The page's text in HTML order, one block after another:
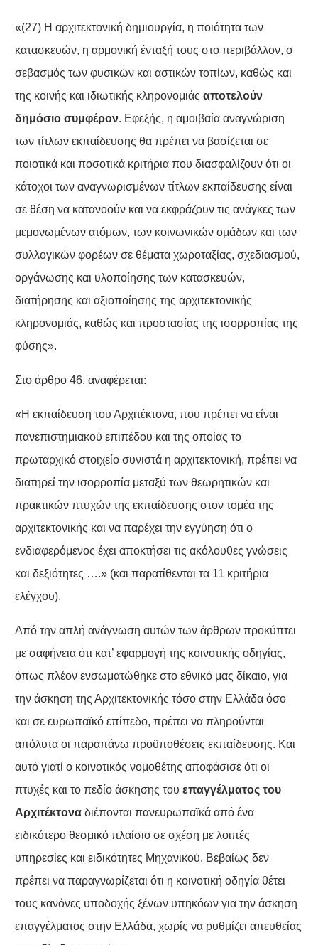
«(27) Η αρχιτεκτονική δημιουργία, η ποιότητα των
κατασκευών, η αρμονική ένταξή τους στο περιβάλλον, ο
σεβασμός των φυσικών και αστικών τοπίων, καθώς και
της κοινής και ιδιωτικής κληρονομιάς αποτελούν
δημόσιο συμφέρον. Εφεξής, η αμοιβαία αναγνώριση
των τίτλων εκπαίδευσης θα πρέπει να βασίζεται σε
ποιοτικά και ποσοτικά κριτήρια που διασφαλίζουν ότι οι
κάτοχοι των αναγνωρισμένων τίτλων εκπαίδευσης είναι
σε θέση να κατανοούν και να εκφράζουν τις ανάγκες των
μεμονωμένων ατόμων, των κοινωνικών ομάδων και των
συλλογικών φορέων σε θέματα χωροταξίας, σχεδιασμού,
οργάνωσης και υλοποίησης των κατασκευών,
διατήρησης και αξιοποίησης της αρχιτεκτονικής
κληρονομιάς, καθώς και προστασίας της ισορροπίας της
φύσης».
Στο άρθρο 46, αναφέρεται:
«Η εκπαίδευση του Αρχιτέκτονα, που πρέπει να είναι
πανεπιστημιακού επιπέδου και της οποίας το
πρωταρχικό στοιχείο συνιστά η αρχιτεκτονική, πρέπει να
διατηρεί την ισορροπία μεταξύ των θεωρητικών και
πρακτικών πτυχών της εκπαίδευσης στον τομέα της
αρχιτεκτονικής και να παρέχει την εγγύηση ότι ο
ενδιαφερόμενος έχει αποκτήσει τις ακόλουθες γνώσεις
και δεξιότητες ….» (και παρατίθενται τα 11 κριτήρια
ελέγχου).
Από την απλή ανάγνωση αυτών των άρθρων προκύπτει
με σαφήνεια ότι κατ’ εφαρμογή της κοινοτικής οδηγίας,
όπως πλέον ενσωματώθηκε στο εθνικό μας δίκαιο, για
την άσκηση της Αρχιτεκτονικής τόσο στην Ελλάδα όσο
και σε ευρωπαϊκό επίπεδο, πρέπει να πληρούνται
απόλυτα οι παραπάνω προϋποθέσεις εκπαίδευσης. Και
αυτό γιατί ο κοινοτικός νομοθέτης αποφάσισε ότι οι
πτυχές και το πεδίο άσκησης του επαγγέλματος του
Αρχιτέκτοναδιέπονται πανευρωπαϊκά από ένα
ειδικότερο θεσμικό πλαίσιο σε σχέση με λοιπές
υπηρεσίες και ειδικότητες Μηχανικού. Βεβαίως δεν
πρέπει να παραγνωρίζεται ότι η κοινοτική οδηγία θέτει
τους κανόνες υποδοχής ξένων υπηκόων για την άσκηση
επαγγέλματος στην Ελλάδα, χωρίς να ρυθμίζει απευθείας